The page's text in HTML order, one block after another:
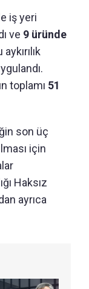
iş yeri
ve 9 üründe
toplamı 51
son üç
için
Haksız
ayrıca